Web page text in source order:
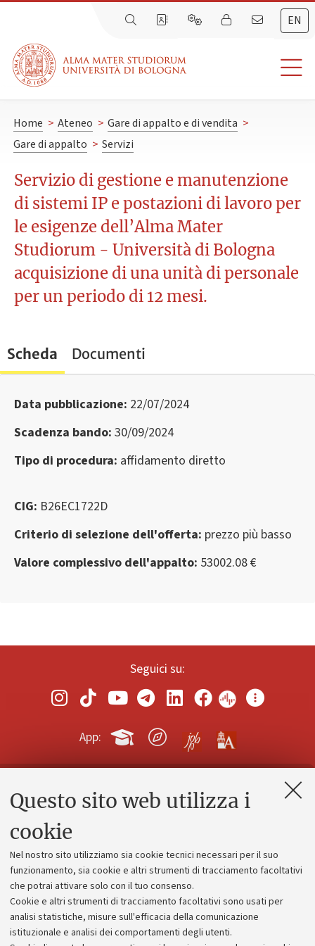
Questo sito web utilizza i
cookie
Nel nostro sito utilizziamo sia cookie tecnici necessari per il suo
funzionamento, sia cookie e altri strumenti di tracciamento facoltativi
che potrai attivare solo con il tuo consenso.
Cookie e altri strumenti di tracciamento facoltativi sono usati per
analisi statistiche, misure sull'efficacia della comunicazione
istituzionale e analisi dei comportamenti degli utenti.
EN
Home > Ateneo > Gare di appalto e di vendita >
Gare di appalto > Servizi
Servizio di gestione e manutenzione
di sistemi IP e postazioni di lavoro per
le esigenze dell’Alma Mater
Studiorum - Università di Bologna
acquisizione di una unità di personale
per un periodo di 12 mesi.
Scheda Documenti
Data pubblicazione: 22/07/2024
Scadenza bando: 30/09/2024
Tipo di procedura: affidamento diretto
CIG: B26EC1722D
Criterio di selezione dell'offerta: prezzo più basso
Valore complessivo dell'appalto: 53002.08 €
Seguici su:
App:
Contatti e PEC
Alumni community
Piano strategico
Bilanci
Donazioni e 5x1000